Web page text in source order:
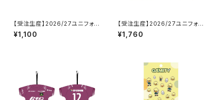
【受注生産】2026/27ユニフォー
ム型クッションポーチ_FP/1st
¥1,100
【受注生産】2026/27ユニフォー
ム型ティッシュカバー_GK/2nd
¥1,760